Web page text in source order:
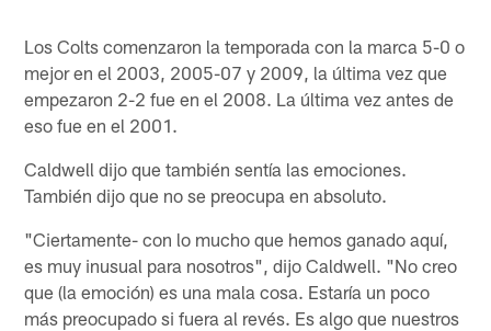
Los Colts comenzaron la temporada con la marca 5-0 o
mejor en el 2003, 2005-07 y 2009, la última vez que
empezaron 2-2 fue en el 2008. La última vez antes de
eso fue en el 2001.
Caldwell dijo que también sentía las emociones.
También dijo que no se preocupa en absoluto.
"Ciertamente- con lo mucho que hemos ganado aquí,
es muy inusual para nosotros", dijo Caldwell. "No creo
que (la emoción) es una mala cosa. Estaría un poco
más preocupado si fuera al revés. Es algo que nuestros